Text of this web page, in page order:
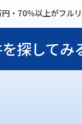
・70％以上がフル
探してみ